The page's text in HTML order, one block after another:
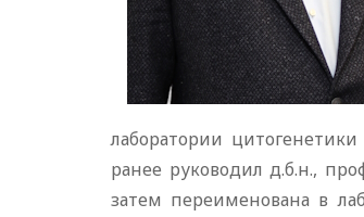
лаборатории
ранее руководил д.б.н.,
затем переименована в